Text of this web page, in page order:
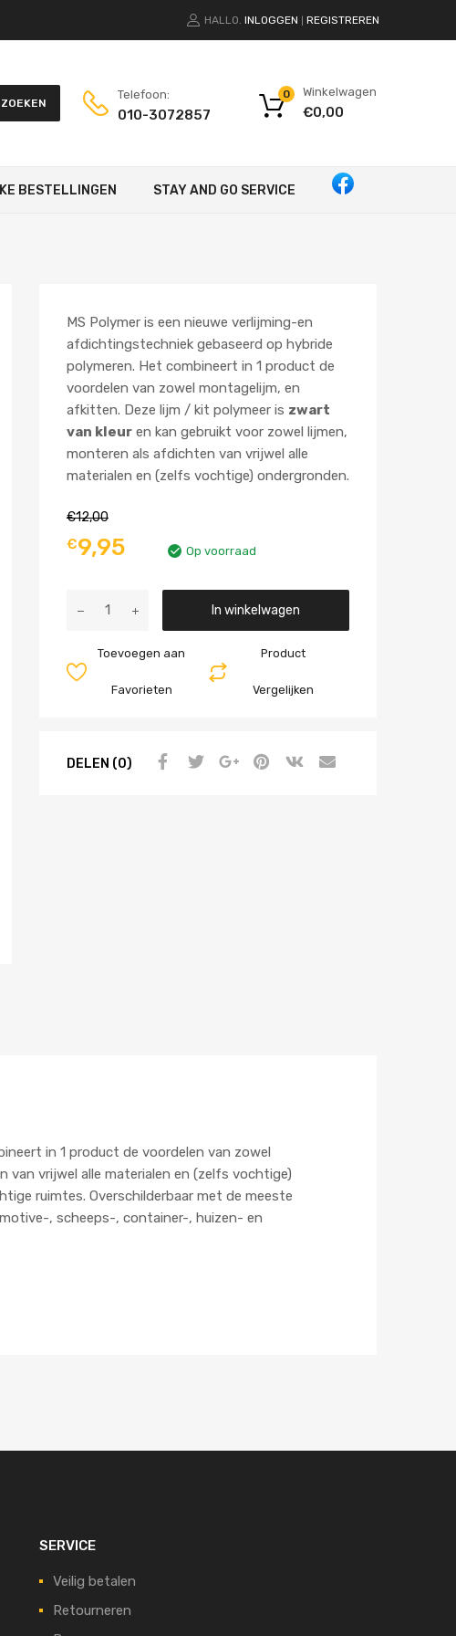
HALLO. INLOGGEN REGISTREREN
ZOEKEN
Telefoon:
010-3072857
Winkelwagen
€0,00
0
BESTELLINGEN STAY AND GO SERVICE
MS Polymer is een nieuwe verlijming-en
afdichtingstechniek gebaseerd op hybride
polymeren. Het combineert in 1 product de
voordelen van zowel montagelijm, en
afkitten. Deze lijm / kit polymeer is zwart
van kleur en kan gebruikt voor zowel lijmen,
monteren als afdichten van vrijwel alle
materialen en (zelfs vochtige) ondergronden.
€12,00
€9,95 Op voorraad
In winkelwagen
Product
Vergelijken
Toevoegen aan
Favorieten
DELEN (0)
in 1 product de voordelen van zowel
vrijwel alle materialen en (zelfs vochtige)
ruimtes. Overschilderbaar met de meeste
, scheeps-, container-, huizen- en
SERVICE
Veilig betalen
Retourneren